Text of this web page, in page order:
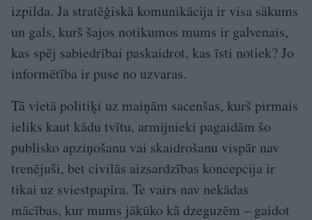
izpilda. Ja stratēģiskā komunikācija ir visa sākums
un gals, kurš šajos notikumos mums ir galvenais,
kas spēj sabiedrībai paskaidrot, kas īsti notiek? Jo
informētība ir puse no uzvaras.
Tā vietā politiķi uz maiņām sacenšas, kurš pirmais
ieliks kaut kādu tvītu, armijnieki pagaidām šo
publisko apziņošanu vai skaidrošanu vispār nav
trenējuši, bet civilās aizsardzības koncepcija ir
tikai uz sviestpapīra. Te vairs nav nekādas
mācības, kur mums jākūko kā dzeguzēm – gaidot